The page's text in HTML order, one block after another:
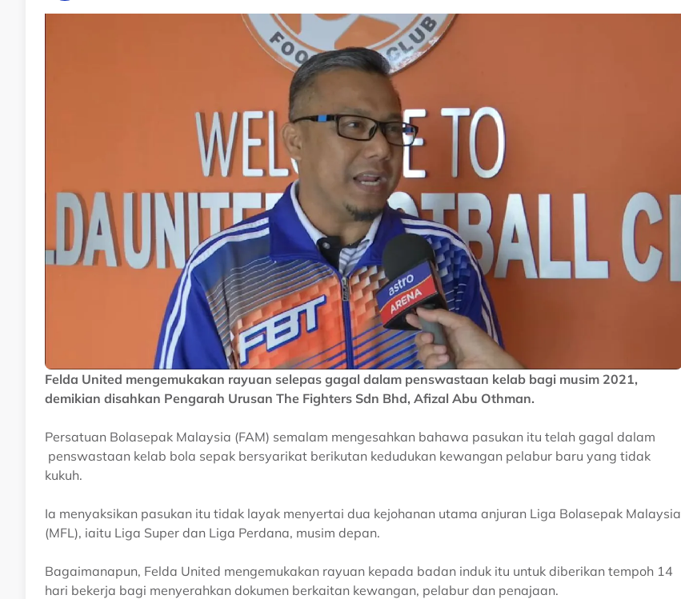
Felda United mengemukakan rayuan selepas gagal dalam penswastaan kelab bagi musim 2021,
demikian disahkan Pengarah Urusan The Fighters Sdn Bhd, Afizal Abu Othman.
Persatuan Bolasepak Malaysia (FAM) semalam mengesahkan bahawa pasukan itu telah gagal dalam
penswastaan kelab bola sepak bersyarikat berikutan kedudukan kewangan pelabur baru yang tidak
kukuh.
Ia menyaksikan pasukan itu tidak layak menyertai dua kejohanan utama anjuran Liga Bolasepak Malaysia
(MFL), iaitu Liga Super dan Liga Perdana, musim depan.
Bagaimanapun, Felda United mengemukakan rayuan kepada badan induk itu untuk diberikan tempoh 14
hari bekerja bagi menyerahkan dokumen berkaitan kewangan, pelabur dan penajaan.